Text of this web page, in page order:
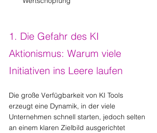
1. Die Gefahr des KI
Aktionismus: Warum viele
Initiativen ins Leere laufen
Die große Verfügbarkeit von KI Tools
erzeugt eine Dynamik, in der viele
Unternehmen schnell starten, jedoch selten
an einem klaren Zielbild ausgerichtet